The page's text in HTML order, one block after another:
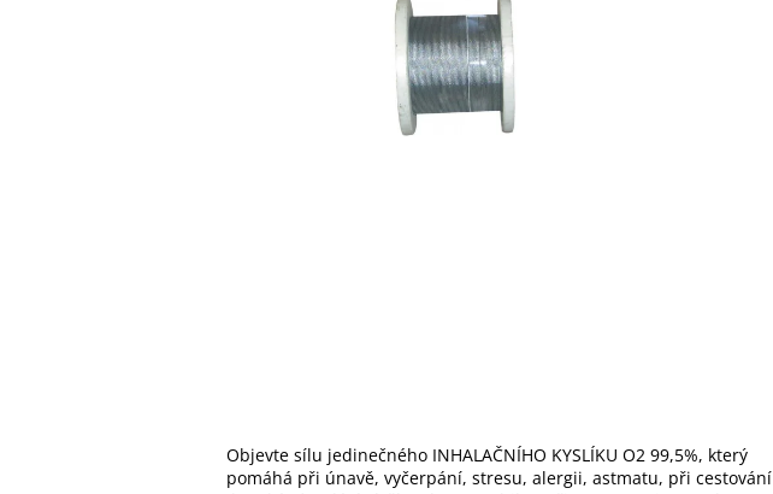
Objevte sílu jedinečného INHALAČNÍHO KYSLÍKU O2 99,5%, který
pomáhá při únavě, vyčerpání, stresu, alergii, astmatu, při cestování